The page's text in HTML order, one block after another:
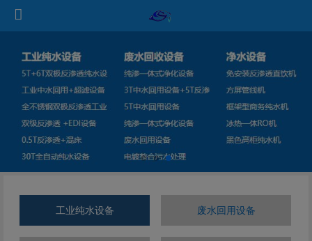
工业纯水设备 废水回用设备